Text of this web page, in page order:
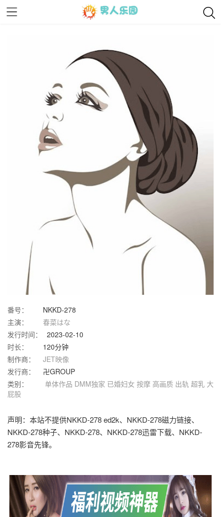
番号：
NKKD-278
主演：
春菜はな
发行时间：
2023-02-10
时长：
120分钟
制作商：
JET映像
发行商：
卍GROUP
类别：
单体作品 DMM独家 已婚妇女 按摩 高画质 出轨 超乳 大
屁股
声明：本站不提供NKKD-278 ed2k、NKKD-278磁力链接、
NKKD-278种子、NKKD-278、NKKD-278迅雷下载、NKKD-
278影音先锋。